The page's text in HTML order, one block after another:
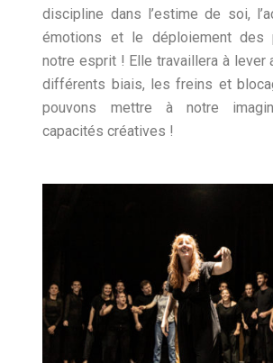
discipline dans l’estime de soi,
émotions et le déploiement des
notre esprit ! Elle travaillera à lever
différents biais, les freins et
pouvons mettre à notre
capacités créatives !